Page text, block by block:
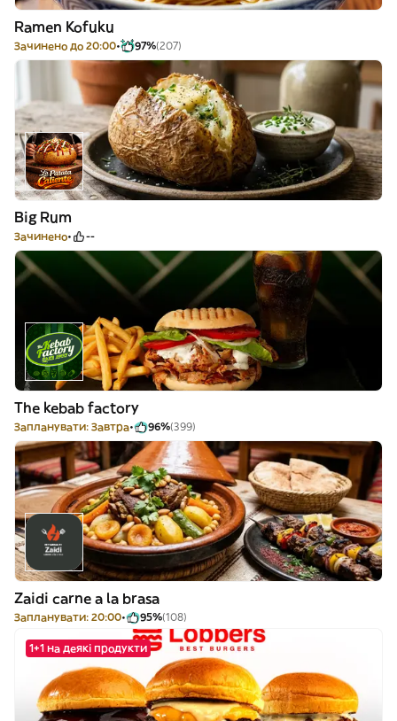
Ramen Kofuku
Зачинено до 20:00 97%(207)
Big Rum
Зачинено --
The kebab factory
Запланувати: Завтра 96%(399)
Zaidi carne a la brasa
Запланувати: 20:00 95%(108)
1+1 на деякі продукти